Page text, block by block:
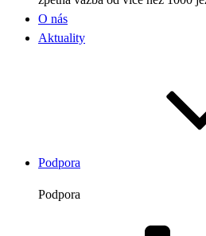
O nás
Aktuality
Podpora
Podpora